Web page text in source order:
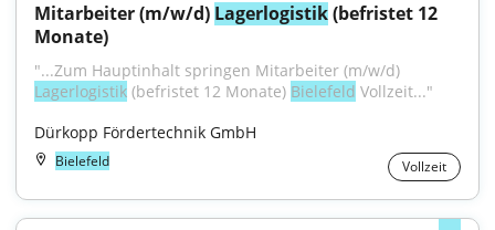
Mitarbeiter (m/w/d) Lagerlogistik (befristet 12
Monate)
Lagerlogistik (befristet 12 Monate) Bielefeld Vollzeit..."
Dürkopp Fördertechnik GmbH
Bielefeld Vollzeit